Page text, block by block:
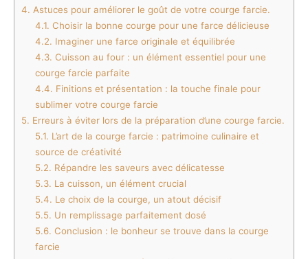
4. Astuces pour améliorer le goût de votre courge farcie.
4.1. Choisir la bonne courge pour une farce délicieuse
4.2. Imaginer une farce originale et équilibrée
4.3. Cuisson au four : un élément essentiel pour une
courge farcie parfaite
4.4. Finitions et présentation : la touche finale pour
sublimer votre courge farcie
5. Erreurs à éviter lors de la préparation d’une courge farcie.
5.1. L’art de la courge farcie : patrimoine culinaire et
source de créativité
5.2. Répandre les saveurs avec délicatesse
5.3. La cuisson, un élément crucial
5.4. Le choix de la courge, un atout décisif
5.5. Un remplissage parfaitement dosé
5.6. Conclusion : le bonheur se trouve dans la courge
farcie